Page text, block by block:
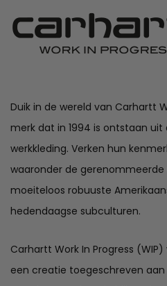
Duik in de wereld van Carhartt
merk dat in 1994 is ontstaan
werkkleding. Verken hun
waaronder de gerenommeerde
moeiteloos robuuste
hedendaagse subculturen.
Carhartt Work In Progress
een creatie toegeschreven aan